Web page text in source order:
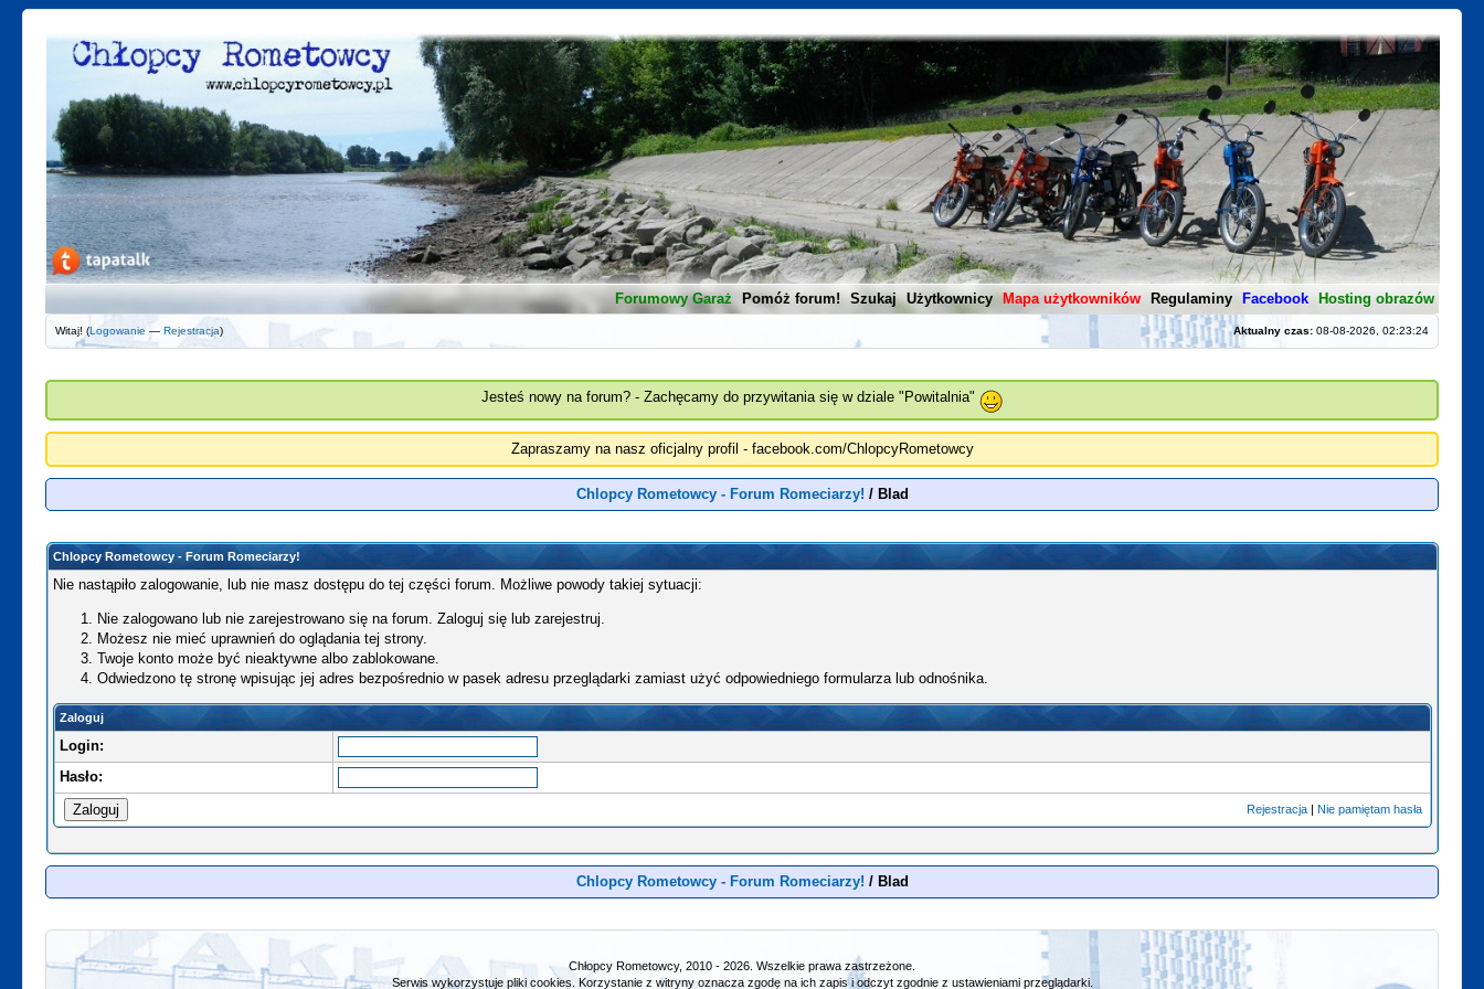
Forumowy Garaż Pomóż forum! Szukaj Użytkownicy Mapa użytkowników Regulaminy Facebook Hosting obrazów
Aktualny czas:08-08-2026, 02:23:24
Witaj! (Logowanie —Rejestracja)
Jesteś nowy na forum? - Zachęcamy do przywitania się w dziale "Powitalnia"
Zapraszamy na nasz oficjalny profil - facebook.com/ChlopcyRometowcy
Chlopcy Rometowcy - Forum Romeciarzy! / Blad
Chlopcy Rometowcy - Forum Romeciarzy!
Nie nastąpiło zalogowanie, lub nie masz dostępu do tej części forum. Możliwe powody takiej sytuacji:
Nie zalogowano lub nie zarejestrowano się na forum. Zaloguj się lub zarejestruj.
Możesz nie mieć uprawnień do oglądania tej strony.
Twoje konto może być nieaktywne albo zablokowane.
Odwiedzono tę stronę wpisując jej adres bezpośrednio w pasek adresu przeglądarki zamiast użyć odpowiedniego formularza lub odnośnika.
Zaloguj
Login:
Hasło:
Rejestracja| Nie pamiętam hasła
Chlopcy Rometowcy - Forum Romeciarzy! / Blad
Chłopcy Rometowcy, 2010 - 2026. Wszelkie prawa zastrzeżone.
Serwis wykorzystuje pliki cookies. Korzystanie z witryny oznacza zgodę na ich zapis i odczyt zgodnie z ustawieniami przeglądarki.